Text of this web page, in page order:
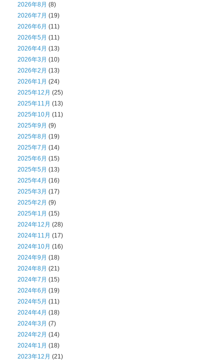
2026年8月 (8)
2026年7月 (19)
2026年6月 (11)
2026年5月 (11)
2026年4月 (13)
2026年3月 (10)
2026年2月 (13)
2026年1月 (24)
2025年12月 (25)
2025年11月 (13)
2025年10月 (11)
2025年9月 (9)
2025年8月 (19)
2025年7月 (14)
2025年6月 (15)
2025年5月 (13)
2025年4月 (16)
2025年3月 (17)
2025年2月 (9)
2025年1月 (15)
2024年12月 (28)
2024年11月 (17)
2024年10月 (16)
2024年9月 (18)
2024年8月 (21)
2024年7月 (15)
2024年6月 (19)
2024年5月 (11)
2024年4月 (18)
2024年3月 (7)
2024年2月 (14)
2024年1月 (18)
2023年12月 (21)